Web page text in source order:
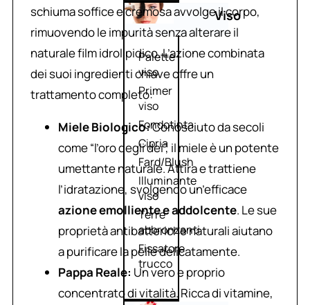
Viso
Palette
viso
Primer
viso
Fondotinta
Cipria
Fard/Blush
Illuminante
viso
Terre
abbronzanti
Fissatore
trucco
schiuma soffice e cremosa avvolge il corpo,
rimuovendo le impurità senza alterare il
naturale film idrolipidico. L’azione combinata
dei suoi ingredienti chiave offre un
trattamento completo:
Miele Biologico:Conosciuto da secoli
come “l’oro degli dei”, il miele è un potente
umettante naturale. Attira e trattiene
l’idratazione, svolgendo un’efficace
azione emolliente e addolcente. Le sue
proprietà antibatteriche naturali aiutano
a purificare la pelle delicatamente.
Pappa Reale: Un vero e proprio
concentrato di vitalità. Ricca di vitamine,